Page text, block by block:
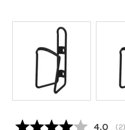
4.0 (2)